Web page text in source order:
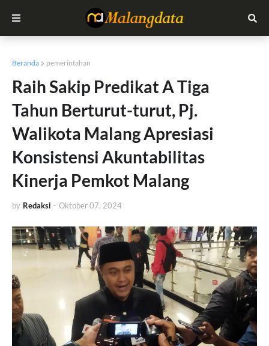
Beranda pemerintahan
Raih Sakip Predikat A Tiga
Tahun Berturut-turut, Pj.
Walikota Malang Apresiasi
Konsistensi Akuntabilitas
Kinerja Pemkot Malang
by Redaksi - Oktober 07, 2024